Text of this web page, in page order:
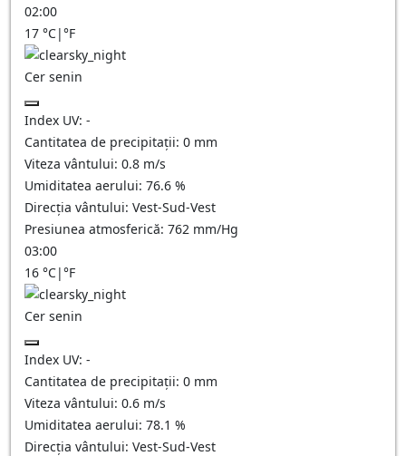
02:00
17 °C|°F
Cer senin
Index UV: -
Cantitatea de precipitații: 0 mm
Viteza vântului: 0.8 m/s
Umiditatea aerului: 76.6 %
Direcția vântului: Vest-Sud-Vest
Presiunea atmosferică: 762 mm/Hg
03:00
16 °C|°F
Cer senin
Index UV: -
Cantitatea de precipitații: 0 mm
Viteza vântului: 0.6 m/s
Umiditatea aerului: 78.1 %
Direcția vântului: Vest-Sud-Vest